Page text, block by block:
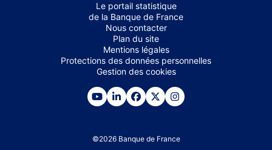
Le portail statistique
de la Banque de France
Nous contacter
Plan du site
Mentions légales
Protections des données personnelles
Gestion des cookies
©2026 Banque de France